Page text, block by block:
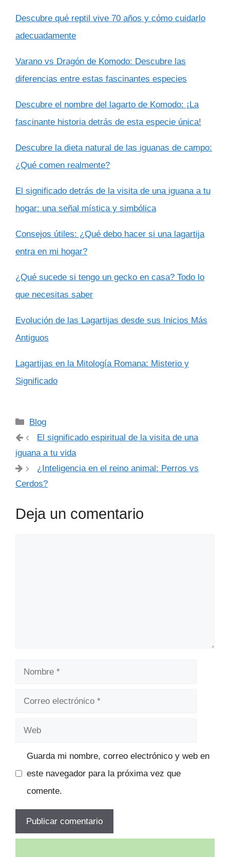
Descubre qué reptil vive 70 años y cómo cuidarlo
adecuadamente
Varano vs Dragón de Komodo: Descubre las
diferencias entre estas fascinantes especies
Descubre el nombre del lagarto de Komodo: ¡La
fascinante historia detrás de esta especie única!
Descubre la dieta natural de las iguanas de campo:
¿Qué comen realmente?
El significado detrás de la visita de una iguana a tu
hogar: una señal mística y simbólica
Consejos útiles: ¿Qué debo hacer si una lagartija
entra en mi hogar?
¿Qué sucede si tengo un gecko en casa? Todo lo
que necesitas saber
Evolución de las Lagartijas desde sus Inicios Más
Antiguos
Lagartijas en la Mitología Romana: Misterio y
Significado
Categorías
Blog
El significado espiritual de la visita de una
iguana a tu vida
¿Inteligencia en el reino animal: Perros vs
Cerdos?
Deja un comentario
Nombre
Correo
Web
Guarda mi nombre, correo electrónico y web en
este navegador para la próxima vez que
comente.